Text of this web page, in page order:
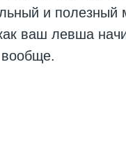
и
ваш левша